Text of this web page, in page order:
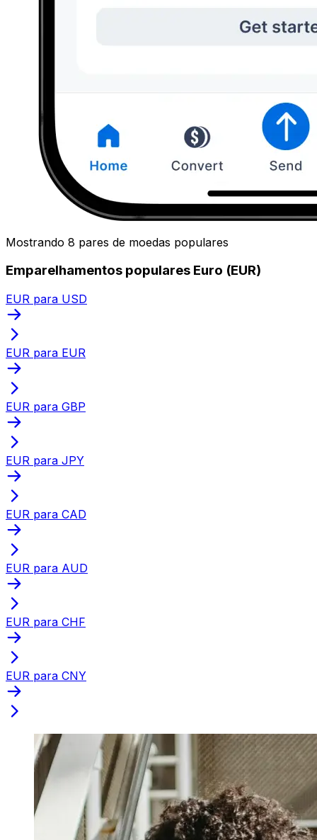
Mostrando 8 pares de moedas populares
Emparelhamentos populares Euro (EUR)
EUR para USD
EUR para EUR
EUR para GBP
EUR para JPY
EUR para CAD
EUR para AUD
EUR para CHF
EUR para CNY